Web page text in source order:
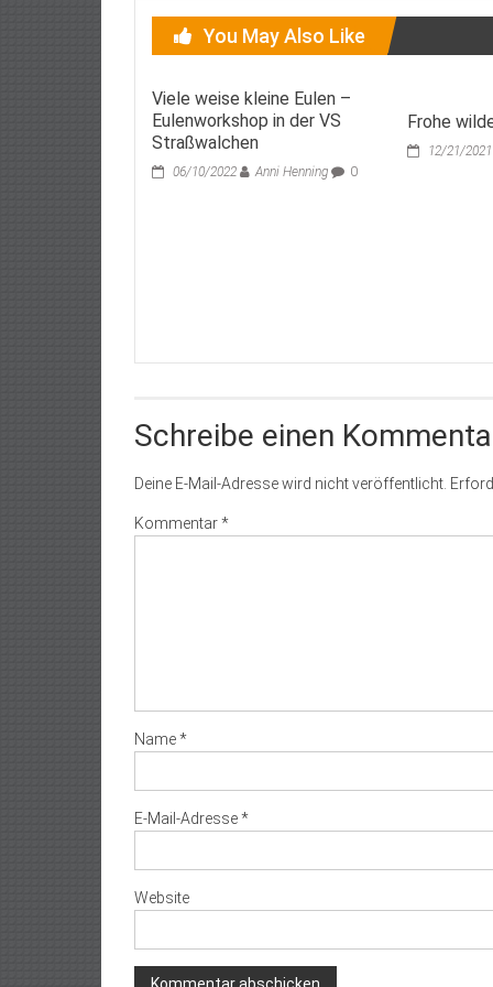
You May Also Like
Viele weise kleine Eulen –
Eulenworkshop in der VS
Straßwalchen
06/10/2022 Anni Henning 0
Frohe
12/21/2021
Schreibe einen
Deine E-Mail-Adresse wird nicht veröffentlicht.
Kommentar*
Name*
E-Mail-Adresse*
Website